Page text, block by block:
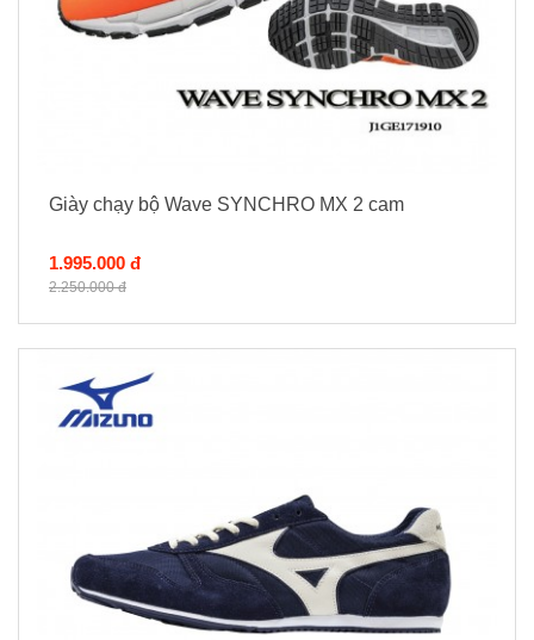
Giày chạy bộ Wave SYNCHRO MX 2 cam
1.995.000 đ
2.250.000 đ